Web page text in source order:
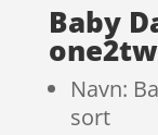
Baby
Navn:
sort